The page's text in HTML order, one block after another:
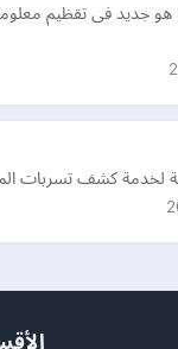
جديد فى تقظيم
لخدمة كشف تسربات